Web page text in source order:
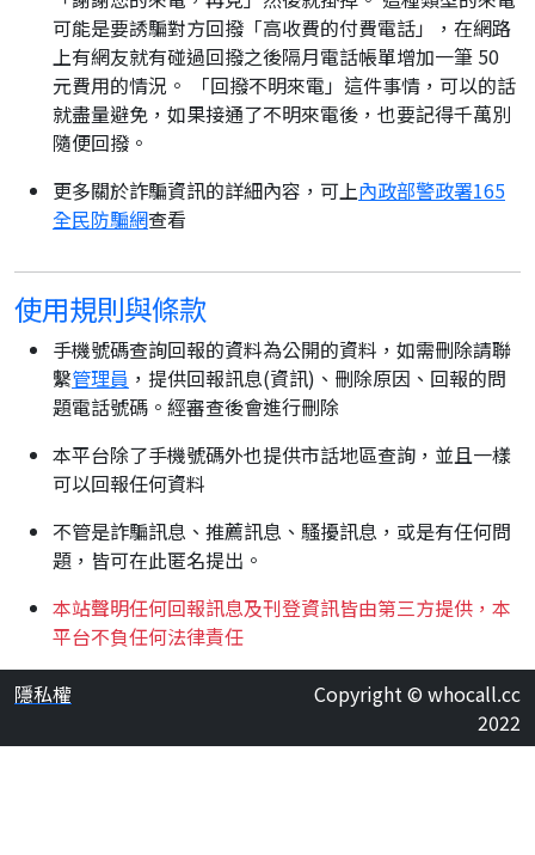
可能是要誘騙對方回撥「高收費的付費電話」，在網路
上有網友就有碰過回撥之後隔月電話帳單增加一筆 50
元費用的情況。 「回撥不明來電」這件事情，可以的話
就盡量避免，如果接通了不明來電後，也要記得千萬別
隨便回撥。
更多關於詐騙資訊的詳細內容，可上內政部警政署165
全民防騙網查看
使用規則與條款
手機號碼查詢回報的資料為公開的資料，如需刪除請聯
繫管理員 ，提供回報訊息(資訊)、刪除原因、回報的問
題電話號碼。經審查後會進行刪除
本平台除了手機號碼外也提供市話地區查詢，並且一樣
可以回報任何資料
不管是詐騙訊息、推薦訊息、騷擾訊息，或是有任何問
題，皆可在此匿名提出。
本站聲明任何回報訊息及刊登資訊皆由第三方提供，本
平台不負任何法律責任
隱私權
Copyright © whocall.cc
2022